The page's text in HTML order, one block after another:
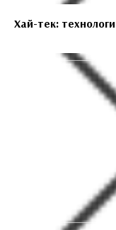
Хай-тек: